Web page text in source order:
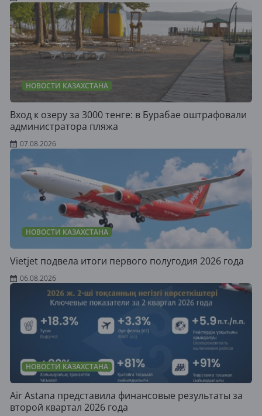
НОВОСТИ КАЗАХСТАНА
Вход к озеру за 3000 тенге: в Бурабае оштрафовали
администратора пляжа
07.08.2026
НОВОСТИ КАЗАХСТАНА
Vietjet подвела итоги первого полугодия 2026 года
06.08.2026
НОВОСТИ КАЗАХСТАНА
Air Astana представила финансовые результаты за
второй квартал 2026 года